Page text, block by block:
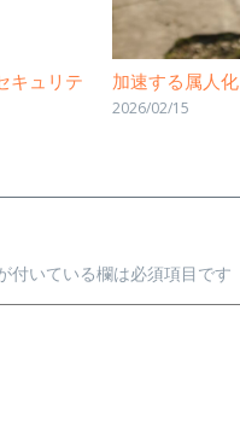
キュリテ
加速する属人化
2026/02/15
付いている欄は必須項目です